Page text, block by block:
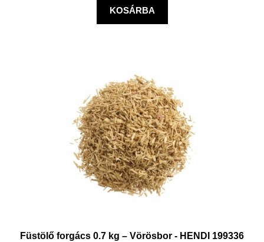
KOSÁRBA
Füstölő forgács 0.7 kg – Vörösbor - HENDI 199336